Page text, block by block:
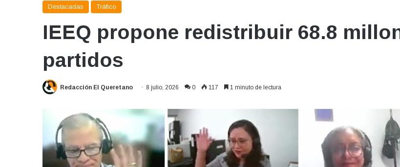
Destacadas Tráfico
IEEQ propone redistribuir 68.8
partidos
Redacción El Queretano 8 julio, 2026 0 117 1 minuto de lectura